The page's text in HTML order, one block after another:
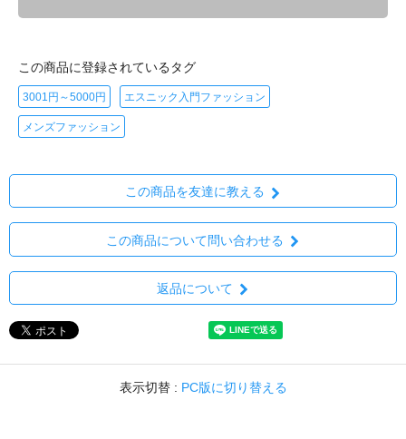
この商品に登録されているタグ
3001円～5000円 エスニック入門ファッション
メンズファッション
この商品を友達に教える
この商品について問い合わせる
返品について
表示切替 : PC版に切り替える